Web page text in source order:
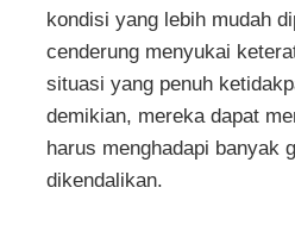
kondisi yang lebih mudah
cenderung menyukai
situasi yang penuh
demikian, mereka dapat
harus menghadapi banyak
dikendalikan.